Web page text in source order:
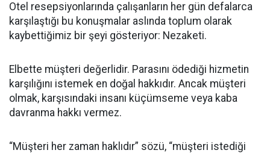
Otel resepsiyonlarında çalışanların her gün defalarca
karşılaştığı bu konuşmalar aslında toplum olarak
kaybettiğimiz bir şeyi gösteriyor: Nezaketi.
Elbette müşteri değerlidir. Parasını ödediği hizmetin
karşılığını istemek en doğal hakkıdır. Ancak müşteri
olmak, karşısındaki insanı küçümseme veya kaba
davranma hakkı vermez.
“Müşteri her zaman haklıdır” sözü, “müşteri istediği